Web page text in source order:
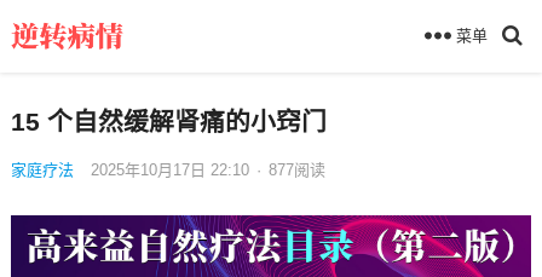
菜单
15 个自然缓解肾痛的小窍门
家庭疗法 2025年10月17日 22:10 · 877阅读